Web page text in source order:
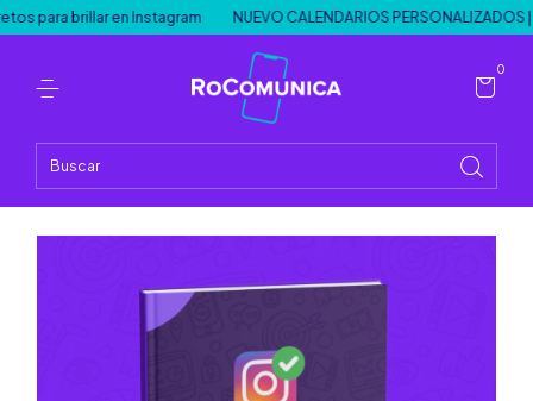
para brillar en Instagram NUEVO CALENDARIOS PERSONALIZADOS |
0